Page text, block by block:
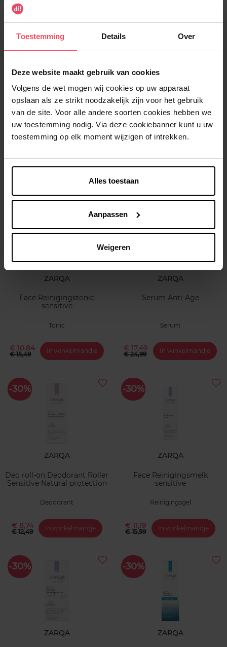
Toestemming Details Over
Deze website maakt gebruik van cookies
Volgens de wet mogen wij cookies op uw apparaat
opslaan als ze strikt noodzakelijk zijn voor het gebruik
van de site. Voor alle andere soorten cookies hebben we
uw toestemming nodig. Via deze cookiebanner kunt u uw
toestemming op elk moment wijzigen of intrekken.
Alles toestaan
Aanpassen
Weigeren
-30%
ZARQA
Jeugd reinigingsgel Clear
Skin
€ 10,84
-30%
ZARQA
Jeugd Reinigingstonic Clear
Skin
€ 15,49
ZARQA
Face Reinigingstonic
sensitive
Tonic
€ 10,84
€ 15,49 In winkelmandje
-30%
ZARQA
Serum Anti-Age
Serum
€ 17,49
€ 24,99 In winkelmandje
-30%
ZARQA
Deo roll-on Deodorant Roller
Sensitive Natural protection
Deodorant
€ 8,74
€ 12,49 In winkelmandje
-30%
ZARQA
Face Reinigingsmelk
sensitive
Reinigingsgel
€ 11,19
€ 15,99 In winkelmandje
-30%
ZARQA
-30%
ZARQA